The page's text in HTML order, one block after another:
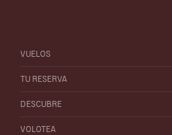
VUELOS
TU RESERVA
DESCUBRE
VOLOTEA